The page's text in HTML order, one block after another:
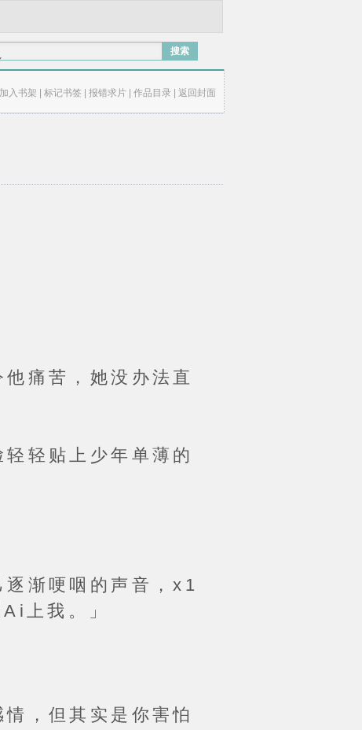
搜索
加入书架 标记书签 报错求片 作品目录 返回封面
痛苦，她没办法直
轻贴上少年单薄的
渐哽咽的声音，x1
上我。」
，但其实是你害怕